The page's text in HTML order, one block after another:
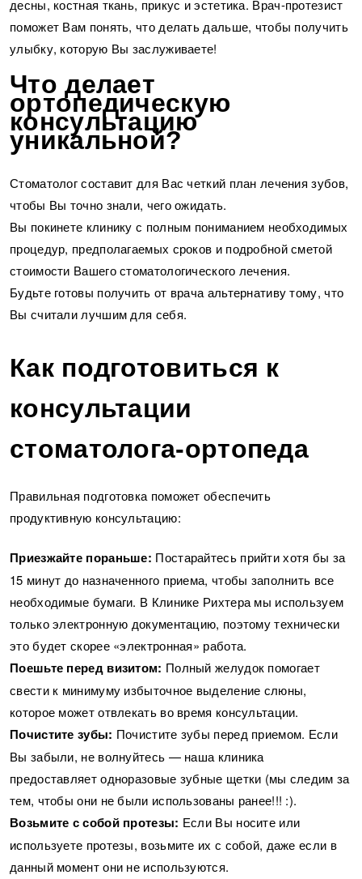
десны, костная ткань, прикус и эстетика. Врач-протезист
поможет Вам понять, что делать дальше, чтобы получить
улыбку, которую Вы заслуживаете!
Что делает
ортопедическую
консультацию
уникальной?
Стоматолог составит для Вас четкий план лечения зубов,
чтобы Вы точно знали, чего ожидать.
Вы покинете клинику с полным пониманием необходимых
процедур, предполагаемых сроков и подробной сметой
стоимости Вашего стоматологического лечения.
Будьте готовы получить от врача альтернативу тому, что
Вы считали лучшим для себя.
Как подготовиться к
консультации
стоматолога-ортопеда
Правильная подготовка поможет обеспечить
продуктивную консультацию:
Приезжайте пораньше: Постарайтесь прийти хотя бы за
15 минут до назначенного приема, чтобы заполнить все
необходимые бумаги. В Клинике Рихтера мы используем
только электронную документацию, поэтому технически
это будет скорее «электронная» работа.
Поешьте перед визитом: Полный желудок помогает
свести к минимуму избыточное выделение слюны,
которое может отвлекать во время консультации.
Почистите зубы: Почистите зубы перед приемом. Если
Вы забыли, не волнуйтесь — наша клиника
предоставляет одноразовые зубные щетки (мы следим за
тем, чтобы они не были использованы ранее!!! :).
Возьмите с собой протезы: Если Вы носите или
используете протезы, возьмите их с собой, даже если в
данный момент они не используются.